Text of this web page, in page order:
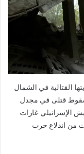
القتالية في الشمال
سقوط قتلى في مجدل
الإسرائيلي غارات
من اندلاع حرب